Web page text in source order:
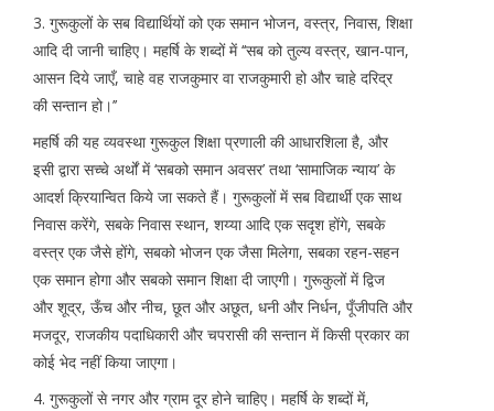
3. गुरूकुलों के सब विद्यार्थियों को एक समान भोजन, वस्त्र, निवास, शिक्षा
आदि दी जानी चाहिए। महर्षि के शब्दों में ‘‘सब को तुल्य वस्त्र, खान-पान,
आसन दिये जाएँ, चाहे वह राजकुमार वा राजकुमारी हो और चाहे दरिद्र
की सन्तान हो।’’
महर्षि की यह व्यवस्था गुरूकुल शिक्षा प्रणाली की आधारशिला है, और
इसी द्वारा सच्चे अर्थों में ‘सबको समान अवसर’ तथा ‘सामाजिक न्याय’ के
आदर्श क्रियान्वित किये जा सकते हैं। गुरूकुलों में सब विद्यार्थी एक साथ
निवास करेंगे, सबके निवास स्थान, शय्या आदि एक सदृश होंगे, सबके
वस्त्र एक जैसे होंगे, सबको भोजन एक जैसा मिलेगा, सबका रहन-सहन
एक समान होगा और सबको समान शिक्षा दी जाएगी। गुरूकुलों में द्विज
और शूद्र, ऊँच और नीच, छूत और अछूत, धनी और निर्धन, पूँजीपति और
मजदूर, राजकीय पदाधिकारी और चपरासी की सन्तान में किसी प्रकार का
कोई भेद नहीं किया जाएगा।
4. गुरूकुलों से नगर और ग्राम दूर होने चाहिए। महर्षि के शब्दों में,